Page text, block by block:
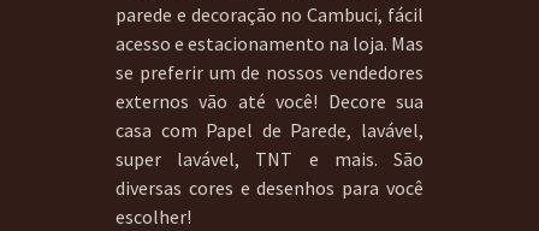
parede e decoração no Cambuci, fácil
acesso e estacionamento na loja. Mas
se preferir um de nossos vendedores
externos vão até você! Decore sua
casa com Papel de Parede, lavável,
super lavável, TNT e mais. São
diversas cores e desenhos para você
escolher!